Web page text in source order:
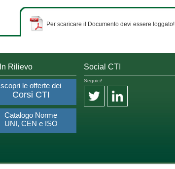
Per scaricare il Documento devi essere loggato!
In Rilievo
scopri le offerte dei
Corsi CTI
Catalogo Norme
UNI, CEN e ISO
Social CTI
Seguici!